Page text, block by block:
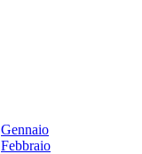
Gennaio
Febbraio